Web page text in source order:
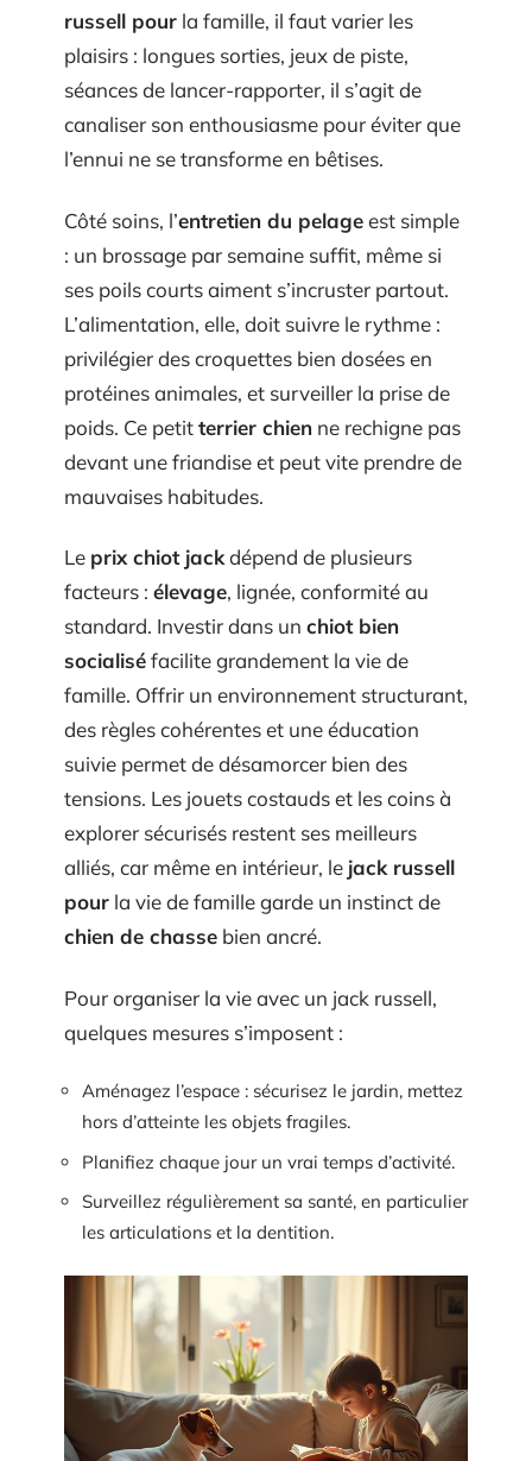
russell pour la famille, il faut varier les
plaisirs : longues sorties, jeux de piste,
séances de lancer-rapporter, il s’agit de
canaliser son enthousiasme pour éviter que
l’ennui ne se transforme en bêtises.
Côté soins, l’entretien du pelageest simple
: un brossage par semaine suffit, même si
ses poils courts aiment s’incruster partout.
L’alimentation, elle, doit suivre le rythme :
privilégier des croquettes bien dosées en
protéines animales, et surveiller la prise de
poids. Ce petitterrier chien ne rechigne pas
devant une friandise et peut vite prendre de
mauvaises habitudes.
Le prix chiot jackdépend de plusieurs
facteurs : élevage, lignée, conformité au
standard. Investir dans un chiot bien
socialiséfacilite grandement la vie de
famille. Offrir un environnement structurant,
des règles cohérentes et une éducation
suivie permet de désamorcer bien des
tensions. Les jouets costauds et les coins à
explorer sécurisés restent ses meilleurs
alliés, car même en intérieur, le jack russell
pour la vie de famille garde un instinct de
chien de chasse bien ancré.
Pour organiser la vie avec un jack russell,
quelques mesures s’imposent :
Aménagez l’espace : sécurisez le jardin, mettez
hors d’atteinte les objets fragiles.
Planifiez chaque jour un vrai temps d’activité.
Surveillez régulièrement sa santé, en particulier
les articulations et la dentition.